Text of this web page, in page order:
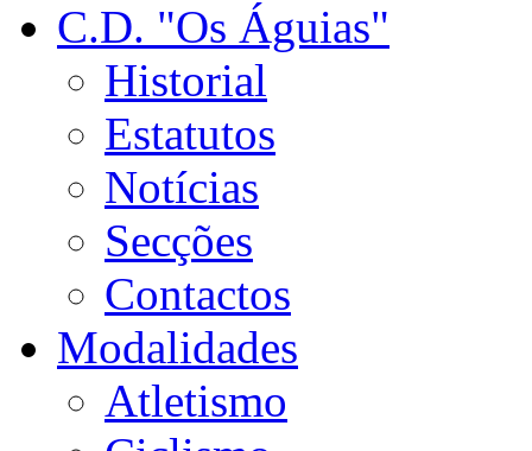
C.D. "Os Águias"
Historial
Estatutos
Notícias
Secções
Contactos
Modalidades
Atletismo